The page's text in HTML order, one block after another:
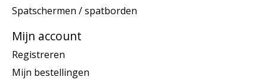
Spatschermen / spatborden
Mijn account
Registreren
Mijn bestellingen